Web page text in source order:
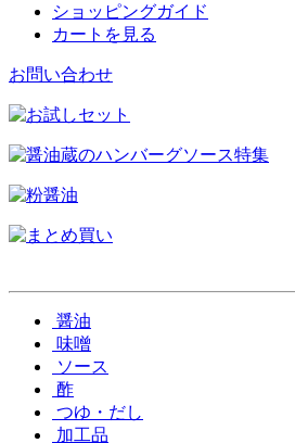
ショッピングガイド
カートを見る
お問い合わせ
醤油
味噌
ソース
酢
つゆ・だし
加工品